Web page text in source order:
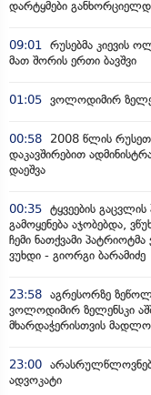
დარტყმები
09:01 რუსებმა კიევის
მათ შორის ერთი ბავშვი
01:05 ვოლოდიმირ
00:58
2008 წლის
დაკავშირებით
დაეშვა
00:35 ტყვეების გაცვლის
გამოყენება აჯობებდა,
ჩემი ნათქვამი
ვუხდი - გიორგი ბარამიძე
23:58 აგრესორზე
ვოლოდიმირ ზელენსკი აშშ-
მხარდაჭერისთვის
23:00
ადვოკატი